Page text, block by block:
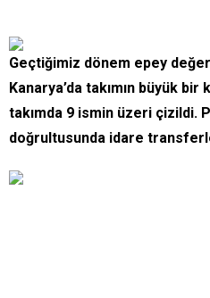
Geçtiğimiz dönem epey
Kanarya’da takımın büyük
takımda 9 ismin üzeri çizildi.
doğrultusunda idare